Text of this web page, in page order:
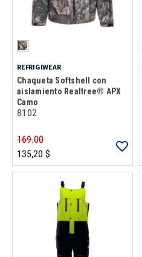
REFRIGIWEAR
Chaqueta Softshell con
aislamiento Realtree® APX
Camo
8102
169.00
135,20 $